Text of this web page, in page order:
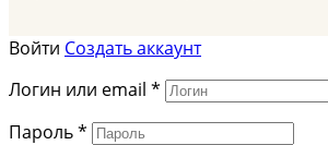
Войти Создать аккаунт
Логин или email *
Пароль*